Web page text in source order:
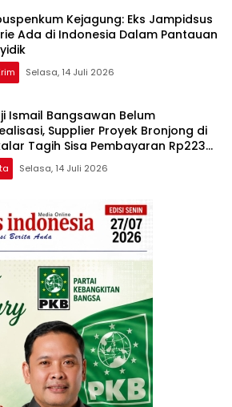
Kejagung: Eks Jampidsus
Ada di Indonesia Dalam Pantauan
Selasa, 14 Juli 2026
Ismail Bangsawan Belum
Supplier Proyek Bronjong di
Tagih Sisa Pembayaran Rp223
Selasa, 14 Juli 2026